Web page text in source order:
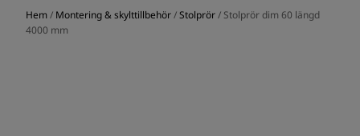
Hem/ Montering & skylttillbehör/Stolprör/ Stolprör dim 60 längd
4000 mm